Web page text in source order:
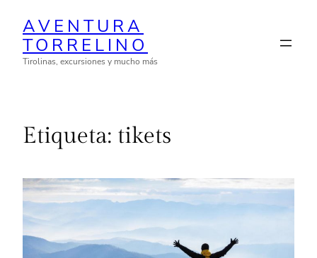
contenido
AVENTURA
TORRELINO
Tirolinas, excursiones y mucho más
Etiqueta: tikets